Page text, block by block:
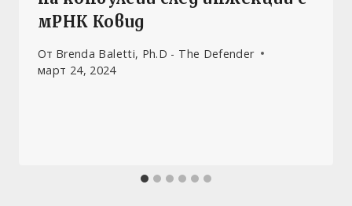
мРНК Ковид
От Brenda Baletti, Ph.D - The Defender
март 24, 2024